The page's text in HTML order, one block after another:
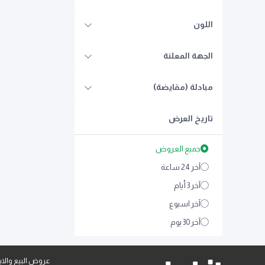
اللون
الجهة المعلنة
مبادلة (مقايضة)
تاريخ العرض
جميع العروض
آخر 24 ساعة
آخر 3 أيام
آخر اسبوع
آخر 30 يوم
عروض البيع